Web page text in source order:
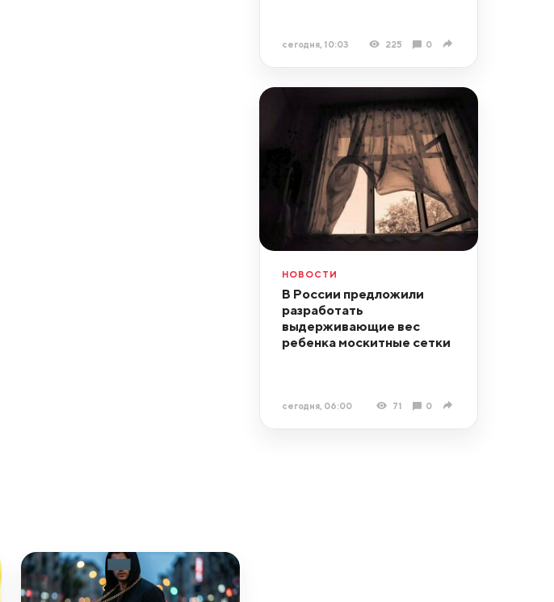
сегодня, 10:03 225 0
НОВОСТИ
В России предложили
разработать
выдерживающие вес
ребенка москитные сетки
сегодня, 06:00 71 0